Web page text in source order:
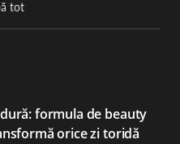
tot
formula de beauty
orice zi toridă